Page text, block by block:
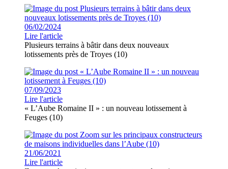
06/02/2024
Lire l'article
Plusieurs terrains à bâtir dans deux nouveaux
lotissements près de Troyes (10)
07/09/2023
Lire l'article
« L’Aube Romaine II » : un nouveau lotissement à
Feuges (10)
21/06/2021
Lire l'article